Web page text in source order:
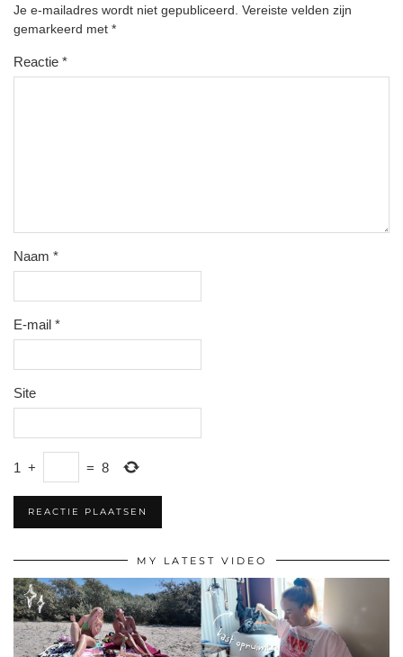
Je e-mailadres wordt niet gepubliceerd. Vereiste velden zijn
gemarkeerd met *
Reactie *
Naam *
E-mail *
Site
1 + = 8
MY LATEST VIDEO